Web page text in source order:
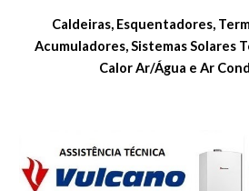
Caldeiras, Esquentadores,
Acumuladores, Sistemas Solares
Calor Ar/Água e Ar